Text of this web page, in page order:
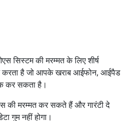
सिस्टम की मरम्मत के लिए शीर्ष
करता है जो आपके खराब आईफोन, आईपैड
कर सकता है।
की मरम्मत कर सकते हैं और गारंटी दे
गुम नहीं होगा।